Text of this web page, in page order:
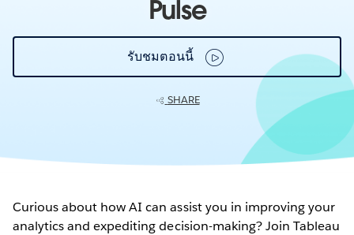
Pulse
รับชมตอนนี้
SHARE
Curious about how AI can assist you in improving your
analytics and expediting decision-making? Join Tableau